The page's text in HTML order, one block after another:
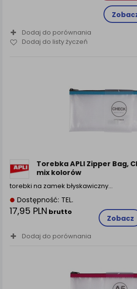
Dodaj do porównania
Dodaj do listy życzeń
Torebka APLI Zipper Bag,
mix kolorów
torebki na zamek błyskawiczny…
Dostępność: TEL.
17,95 PLN brutto
Zobacz
Dodaj do porównania